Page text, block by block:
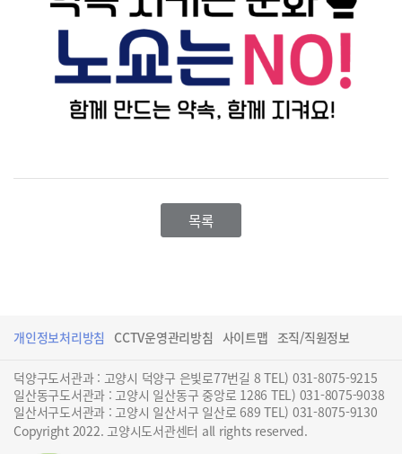
목록
개인정보처리방침 CCTV운영관리방침 사이트맵 조직/직원정보
덕양구도서관과 : 고양시 덕양구 은빛로77번길 8 TEL) 031-8075-9215
일산동구도서관과 : 고양시 일산동구 중앙로 1286 TEL) 031-8075-9038
일산서구도서관과 : 고양시 일산서구 일산로 689 TEL) 031-8075-9130
Copyright 2022. 고양시도서관센터 all rights reserved.